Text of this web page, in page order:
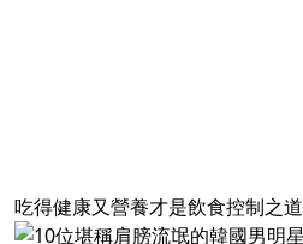
吃得健康又營養才是飲食控制之道